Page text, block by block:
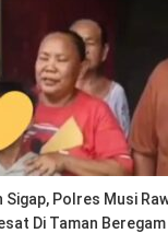
Sigap, Polres Musi
Di Taman Beregam